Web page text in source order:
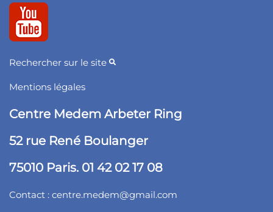
Rechercher sur le site
Mentions légales
Centre Medem Arbeter Ring
52 rue René Boulanger
75010 Paris. 01 42 02 17 08
Contact : centre.medem@gmail.com